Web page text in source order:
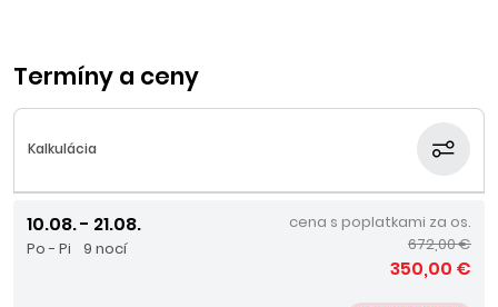
Termíny a ceny
Kalkulácia
10.08. - 21.08.
Po - Pi 9 nocí
cena s poplatkami za os.
672,00 €
350,00 €